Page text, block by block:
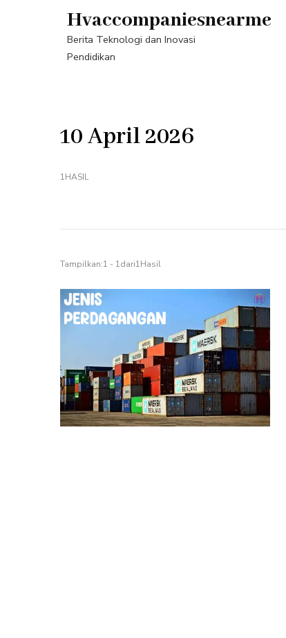
Hvaccompaniesnearme
Berita Teknologi dan Inovasi
Pendidikan
10 April 2026
1HASIL
Tampilkan:1 - 1dari1Hasil